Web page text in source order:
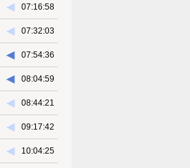
07:16:58
◀︎
07:32:03
◀︎
07:54:36
◀︎
08:04:59
◀︎
08:44:21
◀︎
09:17:42
◀︎
10:04:25
◀︎